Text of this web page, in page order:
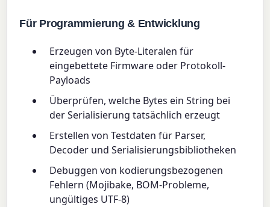
Für Programmierung & Entwicklung
Erzeugen von Byte-Literalen für
eingebettete Firmware oder Protokoll-
Payloads
Überprüfen, welche Bytes ein String bei
der Serialisierung tatsächlich erzeugt
Erstellen von Testdaten für Parser,
Decoder und Serialisierungsbibliotheken
Debuggen von kodierungsbezogenen
Fehlern (Mojibake, BOM-Probleme,
ungültiges UTF-8)